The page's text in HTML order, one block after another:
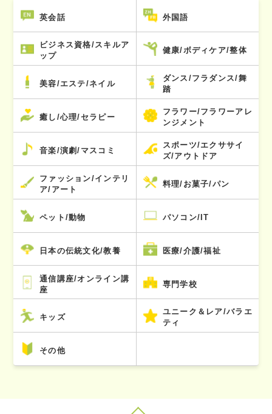
英会話 外国語
ビジネス資格/スキルア
ップ
健康/ボディケア/整体
美容/エステ/ネイル
ダンス/フラダンス/舞
踏
癒し/心理/セラピー
フラワー/フラワーアレ
ンジメント
音楽/演劇/マスコミ
スポーツ/エクササイ
ズ/アウトドア
ファッション/インテリ
ア/アート
料理/お菓子/パン
ペット/動物 パソコン/IT
日本の伝統文化/教養 医療/介護/福祉
通信講座/オンライン講
座
専門学校
キッズ
ユニーク＆レア/バラエ
ティ
その他